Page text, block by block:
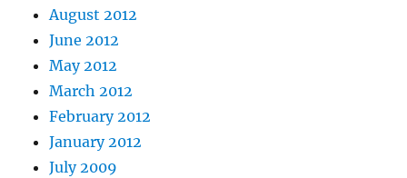
August 2012
June 2012
May 2012
March 2012
February 2012
January 2012
July 2009